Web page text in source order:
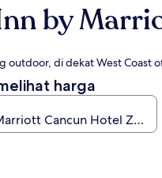
by
outdoor, di dekat West Coast
harga